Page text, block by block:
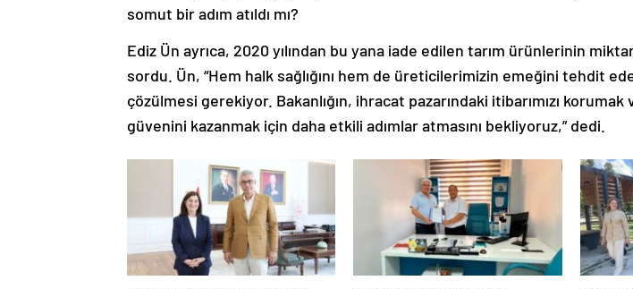
somut bir adım atıldı mı?
Ediz Ün ayrıca, 2020 yılından bu yana iade edilen tarım ürünlerinin
sordu. Ün, “Hem halk sağlığını hem de üreticilerimizin emeğini tehdit
çözülmesi gerekiyor. Bakanlığın, ihracat pazarındaki itibarımızı korumak
güvenini kazanmak için daha etkili adımlar atmasını bekliyoruz,” dedi.